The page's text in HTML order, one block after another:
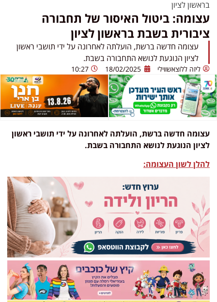
בראשון לציון
עצומה: ביטול האיסור של תחבורה
ציבורית בשבת בראשון לציון
עצומה חדשה ברשת, הועלתה לאחרונה על ידי תושבי ראשון
לציון הנוגעת לנושא התחבורה בשבת.
ליזה ללוצאשווילי 18/02/2025
10:27
עצומה חדשה ברשת, הועלתה לאחרונה על ידי תושבי ראשון
לציון הנוגעת לנושא התחבורה בשבת.
להלן לשון העצומה: